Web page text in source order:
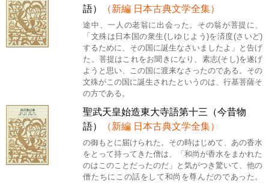
語）
（新編 日本古典文学全集）
途中、一人の老翁に出会った。その翁が菩提に、
「文殊は日本国の衆生(しゆじよう)を済度(さいど)
するために、その国に誕生なさいましたよ」と告げ
た。菩提はこれをお聞きになり、素志(そし)を遂げ
ようと思い、この国に渡来なさったのである。その
文殊がこの国に誕生されたというのは、行基菩薩そ
の方である。
聖武天皇始造東大寺語第十三（今昔物
語）
（新編 日本古典文学全集）
の御もとに届けられた。その時はじめて、あの香水
をとって持ってきた僧は、「和尚が香水をまかれた
のはこのことだったのだ」と気がつき驚いて、他の
僧たちにこの話をして和尚を尊んだのであった。